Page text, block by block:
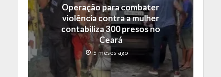
Operação para combater
violência contra a mulher
contabiliza 300 presos no
Ceará
5 meses ago